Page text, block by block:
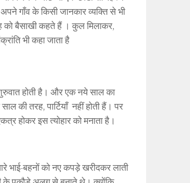
गाँव के किसी जानकार व्यक्ति से भी
को बैसाखी कहते हैं । कुल मिलाकर,
भी कहा जाता है
होती है। और एक नये साल का
की तरह, पार्टियाँ नहीं होती हैं। पर
होकर इस त्योहार को मनाता है।
भाई-बहनों को नए कपड़े खरीदकर लाती